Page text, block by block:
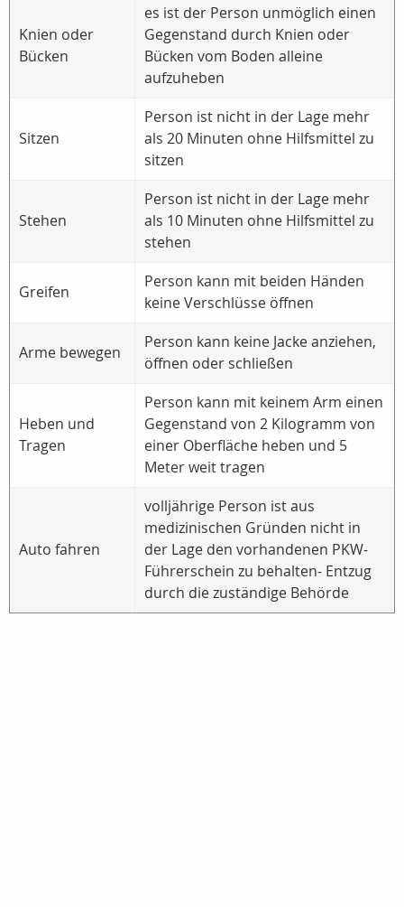
Knien oder
Bücken
es ist der Person unmöglich einen
Gegenstand durch Knien oder
Bücken vom Boden alleine
aufzuheben
Sitzen
Person ist nicht in der Lage mehr
als 20 Minuten ohne Hilfsmittel zu
sitzen
Stehen
Person ist nicht in der Lage mehr
als 10 Minuten ohne Hilfsmittel zu
stehen
Greifen
Person kann mit beiden Händen
keine Verschlüsse öffnen
Arme bewegen
Person kann keine Jacke anziehen,
öffnen oder schließen
Heben und
Tragen
Person kann mit keinem Arm einen
Gegenstand von 2 Kilogramm von
einer Oberfläche heben und 5
Meter weit tragen
Auto fahren
volljährige Person ist aus
medizinischen Gründen nicht in
der Lage den vorhandenen PKW-
Führerschein zu behalten- Entzug
durch die zuständige Behörde